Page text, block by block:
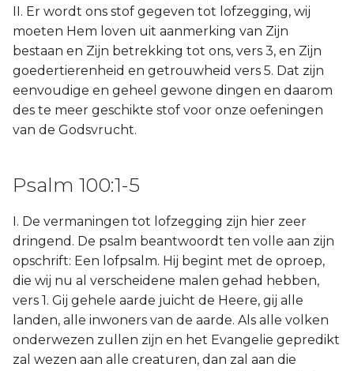
1 Petrus
2 Petrus
1 Johannes
3 Johannes
Judas
Openbaring
II. Er wordt ons stof gegeven tot lofzegging, wij
moeten Hem loven uit aanmerking van Zijn
bestaan en Zijn betrekking tot ons, vers 3, en Zijn
goedertierenheid en getrouwheid vers 5. Dat zijn
eenvoudige en geheel gewone dingen en daarom
des te meer geschikte stof voor onze oefeningen
van de Godsvrucht.
Psalm 100:1-5
I. De vermaningen tot lofzegging zijn hier zeer
dringend. De psalm beantwoordt ten volle aan zijn
opschrift: Een lofpsalm. Hij begint met de oproep,
die wij nu al verscheidene malen gehad hebben,
vers 1. Gij gehele aarde juicht de Heere, gij alle
landen, alle inwoners van de aarde. Als alle volken
onderwezen zullen zijn en het Evangelie gepredikt
zal wezen aan alle creaturen, dan zal aan die